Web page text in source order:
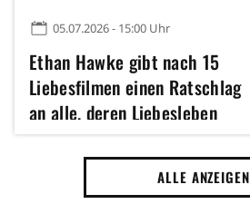
05.07.2026 - 15:00 Uhr
Ethan Hawke gibt nach 15
Liebesfilmen einen Ratschlag
an alle, deren Liebesleben
gerade holprig verläuft: "Der
Sonne ist es egal, ob das Gras
ihre Strahlen zu schätzen
ALLE ANZEIGEN